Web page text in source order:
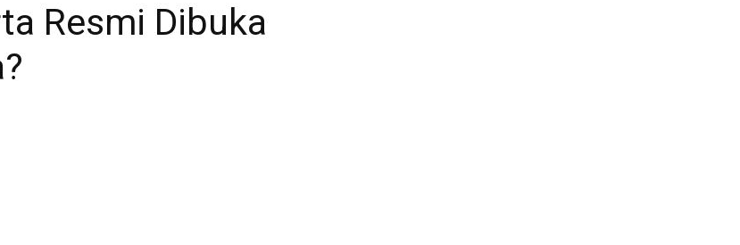
Resmi Dibuka